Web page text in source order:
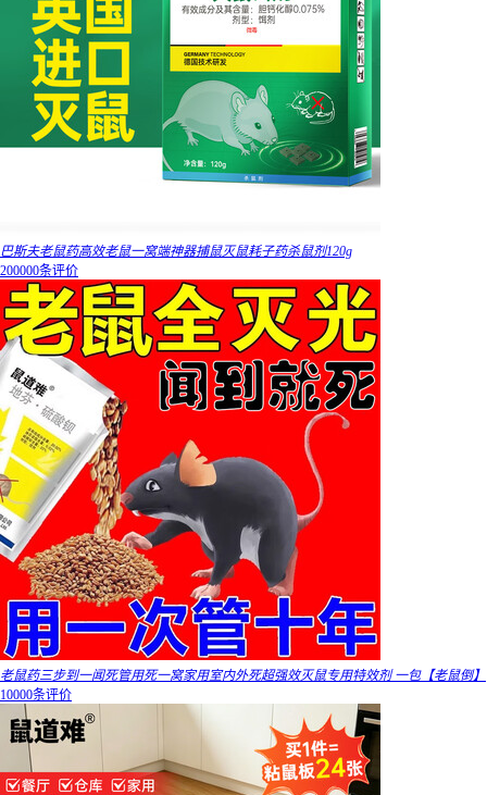
巴斯夫老鼠药高效老鼠一窝端神器捕鼠灭鼠耗子药杀鼠剂120g
200000条评价
老鼠药三步到一闻死管用死一窝家用室内外死超强效灭鼠专用特效剂 一包【老鼠倒】
10000条评价